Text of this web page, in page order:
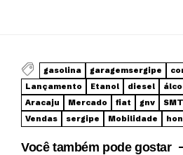
gasolina garagemsergipe
Lançamento
Etanol diesel
Aracaju
Mercado fiat gnv
Vendas
sergipe Mobilidade
Você também pode gostar